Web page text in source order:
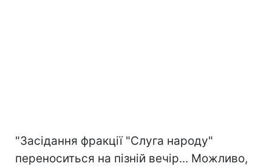
"Засідання фракції "Слуга народу"
переноситься на пізній вечір... Можливо,